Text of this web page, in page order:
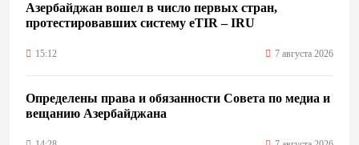
Азербайджан вошел в число первых стран,
протестировавших систему eTIR – IRU
15:12 7 августа 2026
Определены права и обязанности Совета по медиа и
вещанию Азербайджана